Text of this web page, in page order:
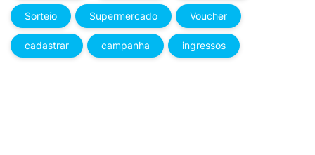
Sorteio Supermercado Voucher
cadastrar campanha ingressos